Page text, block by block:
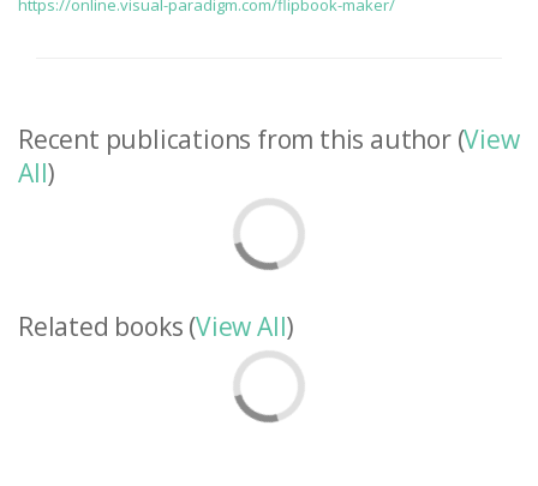
https://online.visual-paradigm.com/flipbook-maker/
Recent publications from this author (View
All)
Related books (View All)